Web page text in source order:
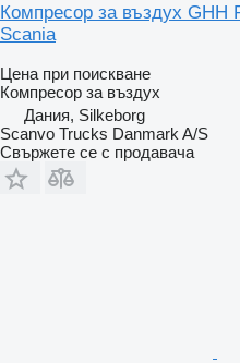
Компресор за въздух GHH
Scania
Цена при поискване
Компресор за въздух
Дания, Silkeborg
Scanvo Trucks Danmark A/S
Свържете се с продавача